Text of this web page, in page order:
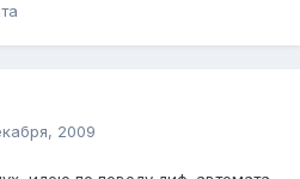
2009